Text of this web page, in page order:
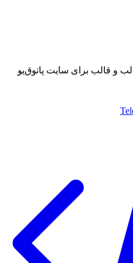
و قالب برای سایت پاتوق‌یو